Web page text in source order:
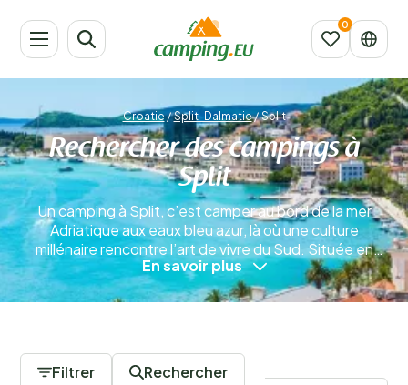
Croatie/Split-Dalmatie/Split
Rechercher des campings à
Split
Un camping à Split, c’est camper au bord de la mer
Adriatique aux eaux bleu azur, là où une culture
millénaire rencontre l’art de vivre du Sud. Située en
Croatie, dans la région de Split-Dalmatie, cette ville
offre un équilibre parfait entre animation, nature et
détente.En savoir plus
En savoir plus
Filtrer Rechercher